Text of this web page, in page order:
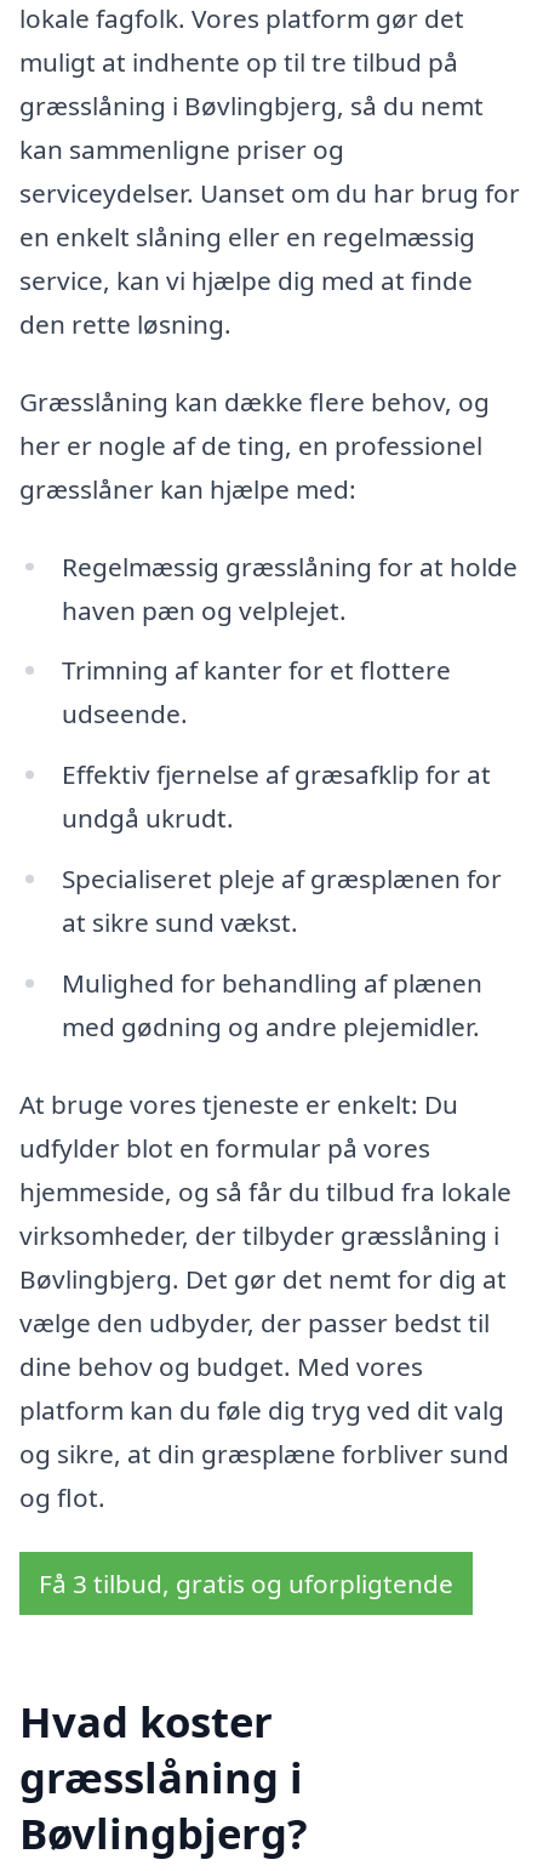
lokale fagfolk. Vores platform gør det
muligt at indhente op til tre tilbud på
græsslåning i Bøvlingbjerg, så du nemt
kan sammenligne priser og
serviceydelser. Uanset om du har brug for
en enkelt slåning eller en regelmæssig
service, kan vi hjælpe dig med at finde
den rette løsning.
Græsslåning kan dække flere behov, og
her er nogle af de ting, en professionel
græsslåner kan hjælpe med:
Regelmæssig græsslåning for at holde
haven pæn og velplejet.
Trimning af kanter for et flottere
udseende.
Effektiv fjernelse af græsafklip for at
undgå ukrudt.
Specialiseret pleje af græsplænen for
at sikre sund vækst.
Mulighed for behandling af plænen
med gødning og andre plejemidler.
At bruge vores tjeneste er enkelt: Du
udfylder blot en formular på vores
hjemmeside, og så får du tilbud fra lokale
virksomheder, der tilbyder græsslåning i
Bøvlingbjerg. Det gør det nemt for dig at
vælge den udbyder, der passer bedst til
dine behov og budget. Med vores
platform kan du føle dig tryg ved dit valg
og sikre, at din græsplæne forbliver sund
og flot.
Få 3 tilbud, gratis og uforpligtende
Hvad koster
græsslåning i
Bøvlingbjerg?